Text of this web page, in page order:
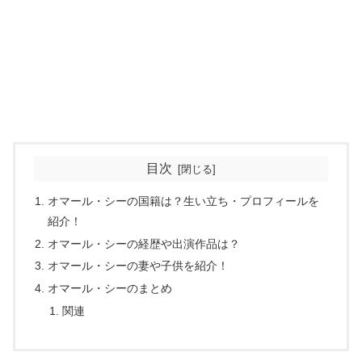
目次
オマール・シーの国籍は？生い立ち・プロフィールを
紹介！
オマール・シーの経歴や出演作品は？
オマール・シーの妻や子供を紹介！
オマール・シーのまとめ
関連